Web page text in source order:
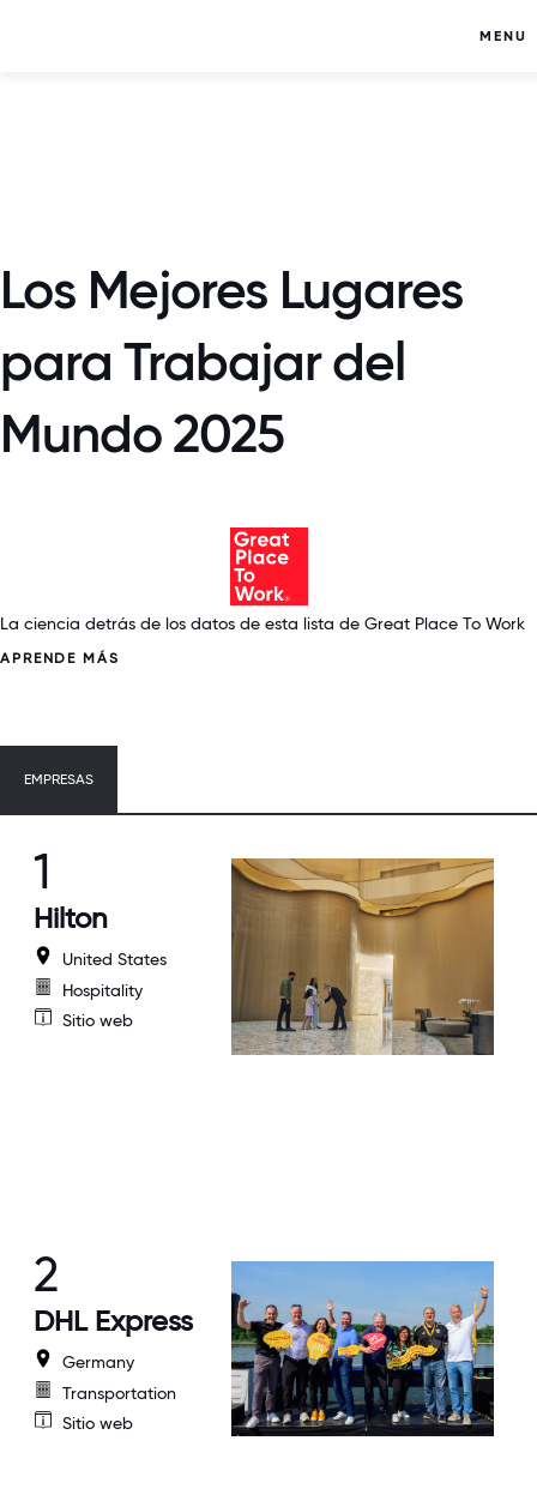
MENU
Los Mejores Lugares
para Trabajar del
Mundo 2025
La ciencia detrás de los datos de esta lista de Great Place To Work
APRENDE MÁS
EMPRESAS
1
Hilton
United States
Hospitality
Sitio web
2
DHL Express
Germany
Transportation
Sitio web